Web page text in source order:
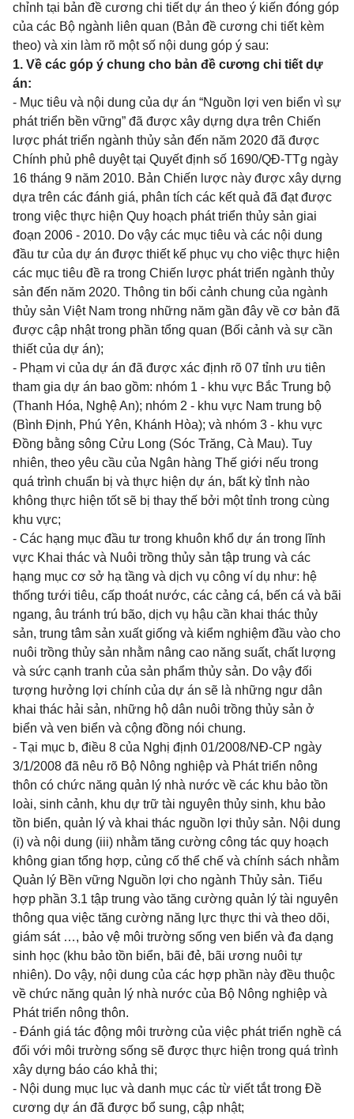
chỉnh tại bản đề cương chi tiết dự án theo ý kiến đóng góp
của các Bộ ngành liên quan (Bản đề cương chi tiết kèm
theo) và xin làm rõ một số nội dung góp ý sau:
1. Về các góp ý chung cho bản đề cương chi tiết dự
án:
- Mục tiêu và nội dung của dự án “Nguồn lợi ven biển vì sự
phát triển bền vững” đã được xây dựng dựa trên Chiến
lược phát triển ngành thủy sản đến năm 2020 đã được
Chính phủ phê duyệt tại Quyết định số 1690/QĐ-TTg ngày
16 tháng 9 năm 2010. Bản Chiến lược này được xây dựng
dựa trên các đánh giá, phân tích các kết quả đã đạt được
trong việc thực hiện Quy hoạch phát triển thủy sản giai
đoạn 2006 - 2010. Do vậy các mục tiêu và các nội dung
đầu tư của dự án được thiết kế phục vụ cho việc thực hiện
các mục tiêu đề ra trong Chiến lược phát triển ngành thủy
sản đến năm 2020. Thông tin bối cảnh chung của ngành
thủy sản Việt Nam trong những năm gần đây về cơ bản đã
được cập nhật trong phần tổng quan (Bối cảnh và sự cần
thiết của dự án);
- Phạm vi của dự án đã được xác định rõ 07 tỉnh ưu tiên
tham gia dự án bao gồm: nhóm 1 - khu vực Bắc Trung bộ
(Thanh Hóa, Nghệ An); nhóm 2 - khu vực Nam trung bộ
(Bình Định, Phú Yên, Khánh Hòa); và nhóm 3 - khu vực
Đồng bằng sông Cửu Long (Sóc Trăng, Cà Mau). Tuy
nhiên, theo yêu cầu của Ngân hàng Thế giới nếu trong
quá trình chuẩn bị và thực hiện dự án, bất kỳ tỉnh nào
không thực hiện tốt sẽ bị thay thế bởi một tỉnh trong cùng
khu vực;
- Các hạng mục đầu tư trong khuôn khổ dự án trong lĩnh
vực Khai thác và Nuôi trồng thủy sản tập trung và các
hạng mục cơ sở hạ tầng và dịch vụ công ví dụ như: hệ
thống tưới tiêu, cấp thoát nước, các cảng cá, bến cá và bãi
ngang, âu tránh trú bão, dịch vụ hậu cần khai thác thủy
sản, trung tâm sản xuất giống và kiểm nghiệm đầu vào cho
nuôi trồng thủy sản nhằm nâng cao năng suất, chất lượng
và sức cạnh tranh của sản phẩm thủy sản. Do vậy đối
tượng hưởng lợi chính của dự án sẽ là những ngư dân
khai thác hải sản, những hộ dân nuôi trồng thủy sản ở
biển và ven biển và cộng đồng nói chung.
- Tại mục b, điều 8 của Nghị định 01/2008/NĐ-CP ngày
3/1/2008 đã nêu rõ Bộ Nông nghiệp và Phát triển nông
thôn có chức năng quản lý nhà nước về các khu bảo tồn
loài, sinh cảnh, khu dự trữ tài nguyên thủy sinh, khu bảo
tồn biển, quản lý và khai thác nguồn lợi thủy sản. Nội dung
(i) và nội dung (iii) nhằm tăng cường công tác quy hoạch
không gian tổng hợp, củng cố thể chế và chính sách nhằm
Quản lý Bền vững Nguồn lợi cho ngành Thủy sản. Tiểu
hợp phần 3.1 tập trung vào tăng cường quản lý tài nguyên
thông qua việc tăng cường năng lực thực thi và theo dõi,
giám sát …, bảo vệ môi trường sống ven biển và đa dạng
sinh học (khu bảo tồn biển, bãi đẻ, bãi ương nuôi tự
nhiên). Do vậy, nội dung của các hợp phần này đều thuộc
về chức năng quản lý nhà nước của Bộ Nông nghiệp và
Phát triển nông thôn.
- Đánh giá tác động môi trường của việc phát triển nghề cá
đối với môi trường sống sẽ được thực hiện trong quá trình
xây dựng báo cáo khả thi;
- Nội dung mục lục và danh mục các từ viết tắt trong Đề
cương dự án đã được bổ sung, cập nhật;